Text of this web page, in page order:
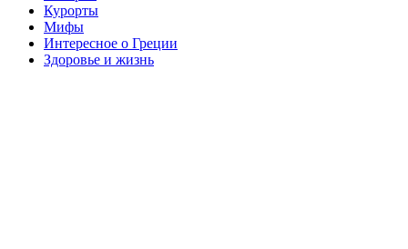
Курорты
Мифы
Интересное о Греции
Здоровье и жизнь